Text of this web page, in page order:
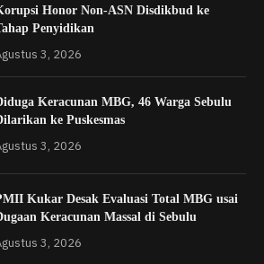
Honor Non-ASN Disdikbud ke
Penyidikan
3, 2026
Keracunan MBG, 46 Warga Sebulu
ke Puskesmas
3, 2026
Kukar Desak Evaluasi Total MBG usai
Keracunan Massal di Sebulu
3, 2026